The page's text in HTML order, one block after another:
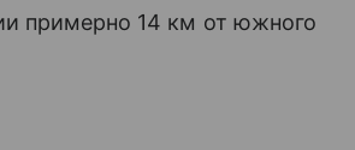
примерно 14 км от южного